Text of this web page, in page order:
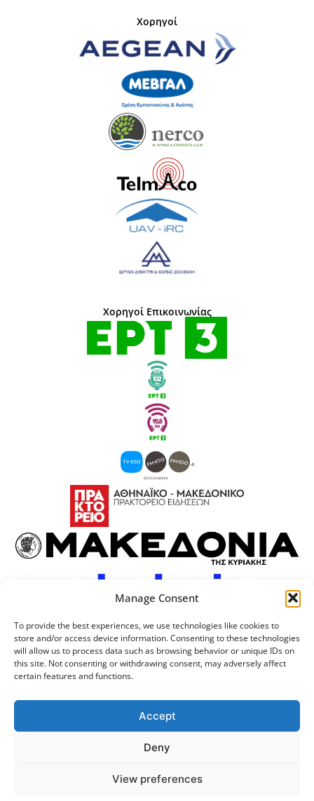
Manage Consent
To provide the best experiences, we use technologies like cookies to
store and/or access device information. Consenting to these technologies
will allow us to process data such as browsing behavior or unique IDs on
this site. Not consenting or withdrawing consent, may adversely affect
certain features and functions.
Accept
Deny
View preferences
Χορηγοί
Χορηγοί Επικοινωνίας
Προσωπικά Δεδομένα
Λογότυπος
Πανεπιστήμιο Θεσσαλονίκης
Διακυβέρνησης ΑΠΘ